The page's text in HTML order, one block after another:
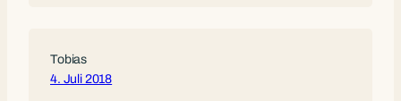
Tobias
4. Juli 2018